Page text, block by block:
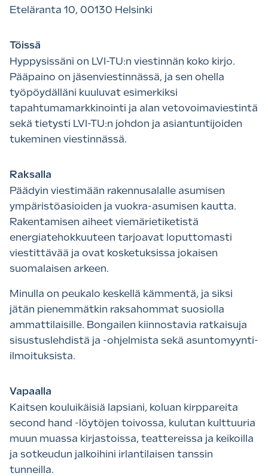
Eteläranta 10, 00130 Helsinki
Töissä
Hyppysissäni on LVI-TU:n viestinnän koko kirjo.
Pääpaino on jäsenviestinnässä, ja sen ohella
työpöydälläni kuuluvat esimerkiksi
tapahtumamarkkinointi ja alan vetovoimaviestintä
sekä tietysti LVI-TU:n johdon ja asiantuntijoiden
tukeminen viestinnässä.
Raksalla
Päädyin viestimään rakennusalalle asumisen
ympäristöasioiden ja vuokra-asumisen kautta.
Rakentamisen aiheet viemärietiketistä
energiatehokkuuteen tarjoavat loputtomasti
viestittävää ja ovat kosketuksissa jokaisen
suomalaisen arkeen.
Minulla on peukalo keskellä kämmentä, ja siksi
jätän pienemmätkin raksahommat suosiolla
ammattilaisille. Bongailen kiinnostavia ratkaisuja
sisustuslehdistä ja -ohjelmista sekä asuntomyynti-
ilmoituksista.
Vapaalla
Kaitsen kouluikäisiä lapsiani, koluan kirppareita
second hand -löytöjen toivossa, kulutan kulttuuria
muun muassa kirjastoissa, teattereissa ja keikoilla
ja sotkeudun jalkoihini irlantilaisen tanssin
tunneilla.